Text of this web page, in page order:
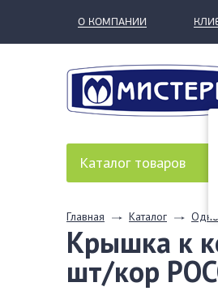
О КОМПАНИИ
Каталог товаров
Главная Каталог
Крышка к
шт/кор